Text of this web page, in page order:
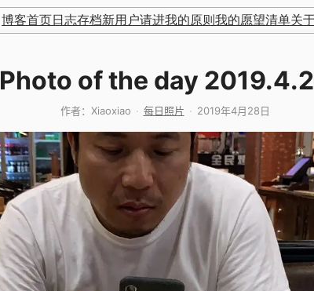
博客首页日志存档新用户请进我的原则 我的愿望清单关
Photo of the day
作者： Xiaoxiao 每日照片 2019年4月28日